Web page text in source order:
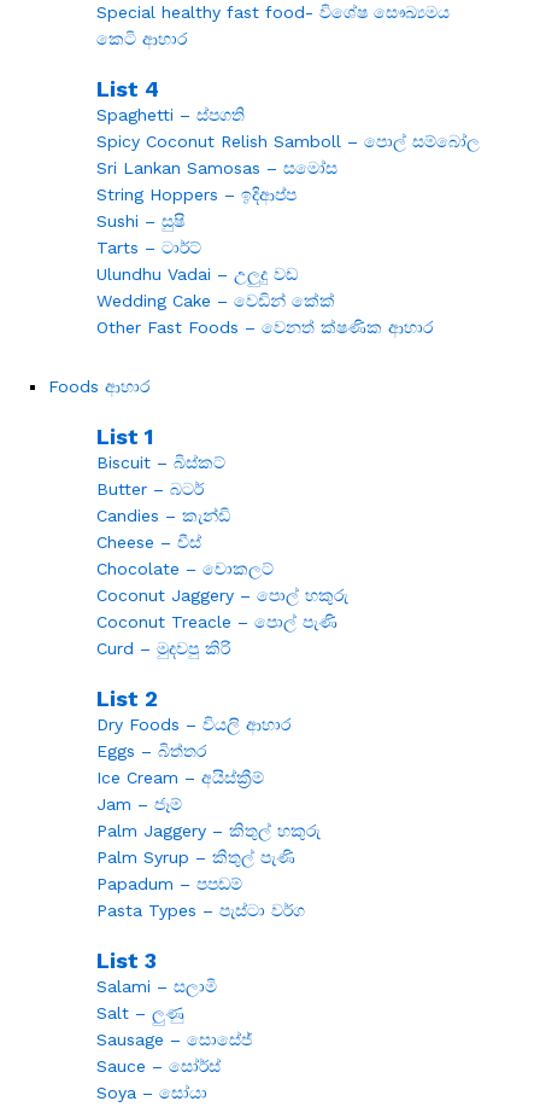
Special healthy fast food- විශේෂ සෞඛ්‍යමය
කෙටි ආහාර
List 4
Spaghetti – ස්පගති
Spicy Coconut Relish Samboll – පොල් සම්බෝල
Sri Lankan Samosas – සමෝස
String Hoppers – ඉදිආප්ප
Sushi – සුෂි
Tarts – ටාර්ට්
Ulundhu Vadai – උලුදු වඩ
Wedding Cake – වෙඩින් කේක්
Other Fast Foods – වෙනත් ක්ෂණික ආහාර
Foods ආහාර
List 1
Biscuit – බිස්කට්
Butter – බටර්
Candies – කැන්ඩි
Cheese – චීස්
Chocolate – චොකලට්
Coconut Jaggery – පොල් හකුරු
Coconut Treacle – පොල් පැණි
Curd – මුදවපු කිරි
List 2
Dry Foods – වියලි ආහාර
Eggs – බිත්තර
Ice Cream – අයිස්ක්‍රීම්
Jam – ජෑම්
Palm Jaggery – කිතුල් හකුරු
Palm Syrup – කිතුල් පැණි
Papadum – පපඩම්
Pasta Types – පැස්ටා වර්ග
List 3
Salami – සලාමි
Salt – ලුණු
Sausage – සොසේජ්
Sauce – සෝර්ස්
Soya – සෝයා